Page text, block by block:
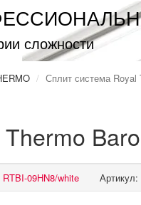
сложности
Сплит система Royal
RTBI-09HN8/white Артикул: